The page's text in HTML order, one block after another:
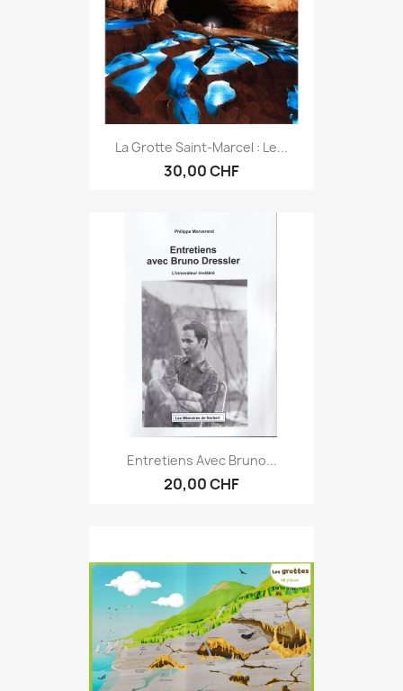
La Grotte Saint-Marcel : Le...
30,00 CHF
Entretiens Avec Bruno...
20,00 CHF